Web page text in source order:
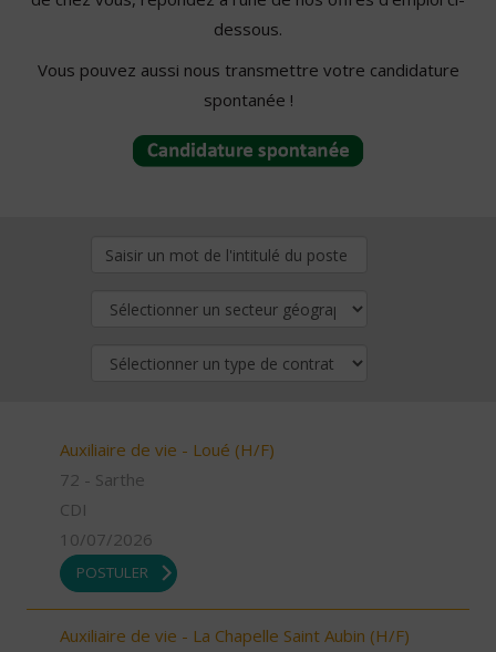
dessous.
Vous pouvez aussi nous transmettre votre candidature
spontanée !
Auxiliaire de vie - Loué (H/F)
72 - Sarthe
CDI
10/07/2026
POSTULER
Auxiliaire de vie - La Chapelle Saint Aubin (H/F)